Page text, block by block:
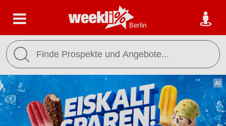
Berlin